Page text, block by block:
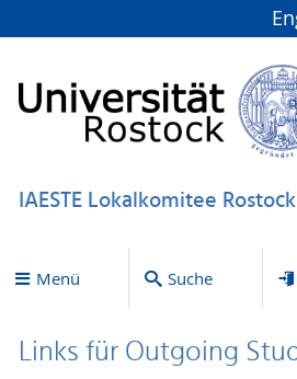
IAESTE Lokalkomitee Rostock
Menü Suche
Links für Outgoing